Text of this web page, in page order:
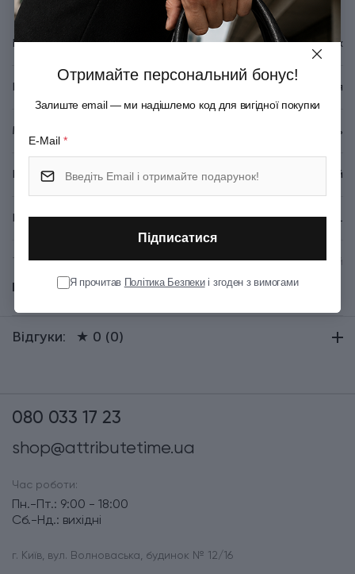
Бренд Victorinox
Країна походження Швейцарія
Матеріал Армований текстиль
Колір Білий
Вага (кг) 0.061
Тип випуску товару Серійний
Показати всі
Відгуки: ★ 0 (0)
080 033 17 23
shop@attributetime.ua
Час роботи:
Пн.-Пт.: 9:00 - 18:00
Сб.-Нд.: вихідні
г. Київ, вул. Волноваська, будинок № 12/16
Отримайте персональний бонус!
Залиште email — ми надішлемо код для вигідної покупки
E-Mail *
Підписатися
Я прочитав Політика Безпекиі згоден з вимогами